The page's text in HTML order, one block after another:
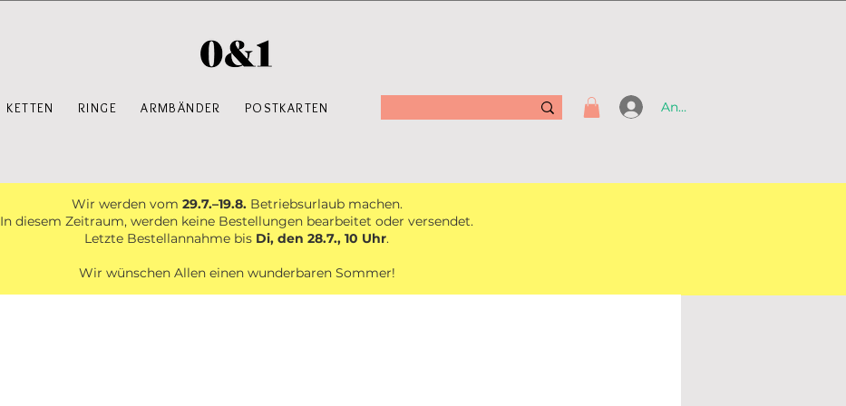
KETTEN RINGE ARMBÄNDER POSTKARTEN Anmelden
Wir werden vom 29.7.–19.8.Betriebsurlaub machen.
In diesem Zeitraum, werden keine Bestellungen bearbeitet oder versendet.
Letzte Bestellannahme bis Di, den 28.7., 10 Uhr.
Wir wünschen Allen einen wunderbaren Sommer!